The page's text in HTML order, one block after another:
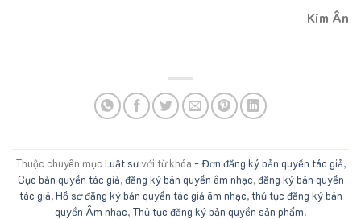
Kim Ân
Thuộc chuyên mục Luật sưvới từ khóa - Đơn đăng ký bản quyền tác giả,
Cục bản quyền tác giả,đăng ký bản quyền âm nhạc,đăng ký bản quyền
tác giả,Hồ sơ đăng ký bản quyền tác giả âm nhạc,thủ tục đăng ký bản
quyền Âm nhạc, Thủ tục đăng ký bản quyền sản phẩm.